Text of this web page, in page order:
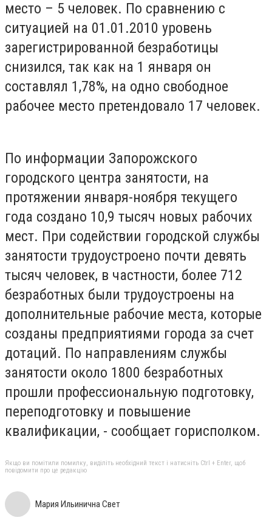
место – 5 человек. По сравнению с
ситуацией на 01.01.2010 уровень
зарегистрированной безработицы
снизился, так как на 1 января он
составлял 1,78%, на одно свободное
рабочее место претендовало 17 человек.
По информации Запорожского
городского центра занятости, на
протяжении января-ноября текущего
года создано 10,9 тысяч новых рабочих
мест. При содействии городской службы
занятости трудоустроено почти девять
тысяч человек, в частности, более 712
безработных были трудоустроены на
дополнительные рабочие места, которые
созданы предприятиями города за счет
дотаций. По направлениям службы
занятости около 1800 безработных
прошли профессиональную подготовку,
переподготовку и повышение
квалификации, - сообщает горисполком.
Якщо ви помітили помилку, виділіть необхідний текст і натисніть Ctrl + Enter, щоб
повідомити про це редакцію
Мария Ильинична Свет